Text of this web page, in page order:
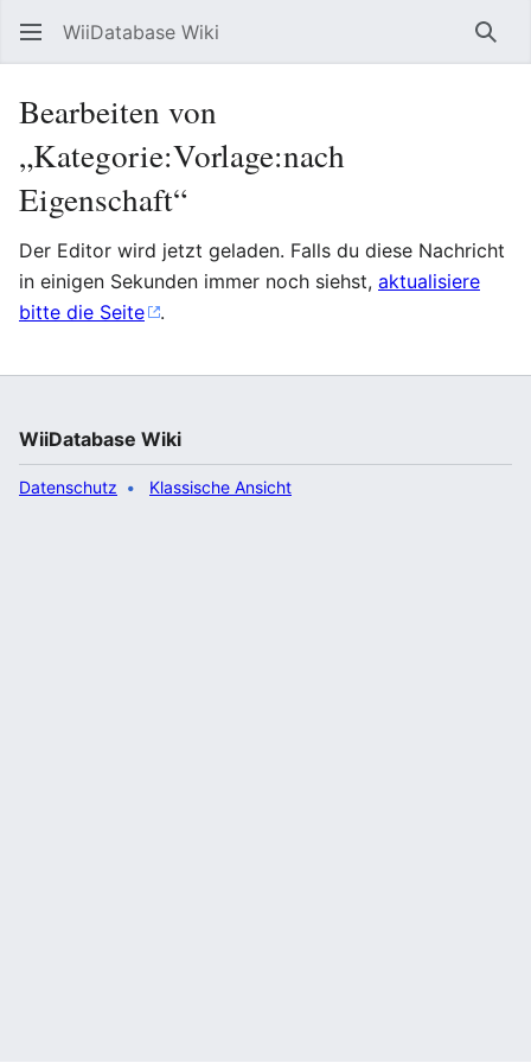
WiiDatabase Wiki
Bearbeiten von
„Kategorie:Vorlage:nach
Eigenschaft“
Der Editor wird jetzt geladen. Falls du diese Nachricht
in einigen Sekunden immer noch siehst, aktualisiere
bitte die Seite
.
WiiDatabase Wiki
Datenschutz Klassische Ansicht